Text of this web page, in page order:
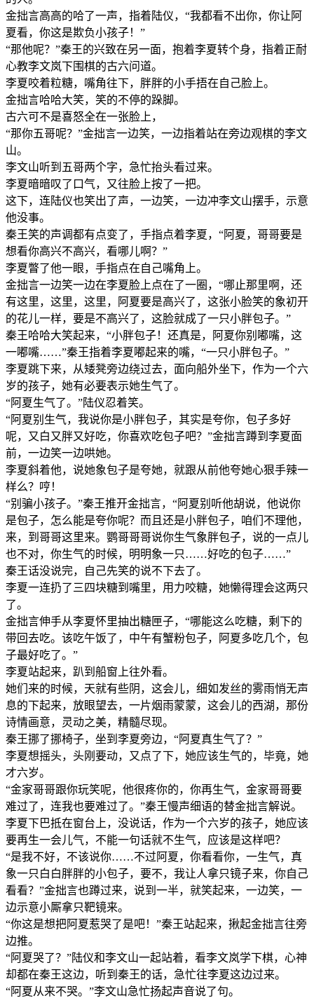
金拙言高高的哈了一声，指着陆仪，“我都看不出你，你让阿
夏看，你这是欺负小孩子！”
“那他呢？”秦王的兴致在另一面，抱着李夏转个身，指着正耐
心教李文岚下围棋的古六问道。
李夏咬着粒糖，嘴角往下，胖胖的小手捂在自己脸上。
金拙言哈哈大笑，笑的不停的跺脚。
古六可不是喜怒全在一张脸上，
“那你五哥呢？”金拙言一边笑，一边指着站在旁边观棋的李文
山。
李文山听到五哥两个字，急忙抬头看过来。
李夏暗暗叹了口气，又往脸上按了一把。
这下，连陆仪也笑出了声，一边笑，一边冲李文山摆手，示意
他没事。
秦王笑的声调都有点变了，手指点着李夏，“阿夏，哥哥要是
想看你高兴不高兴，看哪儿啊？”
李夏瞥了他一眼，手指点在自己嘴角上。
金拙言一边笑一边在李夏脸上点在了一圈，“哪止那里啊，还
有这里，这里，这里，阿夏要是高兴了，这张小脸笑的象初开
的花儿一样，要是不高兴了，这脸就成了一只小胖包子。”
秦王哈哈大笑起来，“小胖包子！还真是，阿夏你别嘟嘴，这
一嘟嘴……”秦王指着李夏嘟起来的嘴，“一只小胖包子。”
李夏跳下来，从矮凳旁边绕过去，面向船外坐下，作为一个六
岁的孩子，她有必要表示她生气了。
“阿夏生气了。”陆仪忍着笑。
“阿夏别生气，我说你是小胖包子，其实是夸你，包子多好
呢，又白又胖又好吃，你喜欢吃包子吧？”金拙言蹲到李夏面
前，一边笑一边哄她。
李夏斜着他，说她象包子是夸她，就跟从前他夸她心狠手辣一
样么？哼！
“别骗小孩子。”秦王推开金拙言，“阿夏别听他胡说，他说你
是包子，怎么能是夸你呢？而且还是小胖包子，咱们不理他，
来，到哥哥这里来。鹦哥哥哥说你生气象胖包子，说的一点儿
也不对，你生气的时候，明明象一只……好吃的包子……”
秦王话没说完，自己先笑的说不下去了。
李夏一连扔了三四块糖到嘴里，用力咬糖，她懒得理会这两只
了。
金拙言伸手从李夏怀里抽出糖匣子，“哪能这么吃糖，剩下的
带回去吃。该吃午饭了，中午有蟹粉包子，阿夏多吃几个，包
子最好吃了。”
李夏站起来，趴到船窗上往外看。
她们来的时候，天就有些阴，这会儿，细如发丝的雾雨悄无声
息的下起来，放眼望去，一片烟雨蒙蒙，这会儿的西湖，那份
诗情画意，灵动之美，精髓尽现。
秦王挪了挪椅子，坐到李夏旁边，“阿夏真生气了？”
李夏想摇头，头刚要动，又点了下，她应该生气的，毕竟，她
才六岁。
“金家哥哥跟你玩笑呢，他很疼你的，你再生气，金家哥哥要
难过了，连我也要难过了。”秦王慢声细语的替金拙言解说。
李夏下巴抵在窗台上，没说话，作为一个六岁的孩子，她应该
要再生一会儿气，不能一句话就不生气，应该是这样吧？
“是我不好，不该说你……不过阿夏，你看看你，一生气，真
象一只白白胖胖的小包子，要不，我让人拿只镜子来，你自己
看看？”金拙言也蹲过来，说到一半，就笑起来，一边笑，一
边示意小厮拿只靶镜来。
“你这是想把阿夏惹哭了是吧！”秦王站起来，揪起金拙言往旁
边推。
“阿夏哭了？”陆仪和李文山一起站着，看李文岚学下棋，心神
却都在秦王这边，听到秦王的话，急忙往李夏这边过来。
“阿夏从来不哭。”李文山急忙扬起声音说了句。